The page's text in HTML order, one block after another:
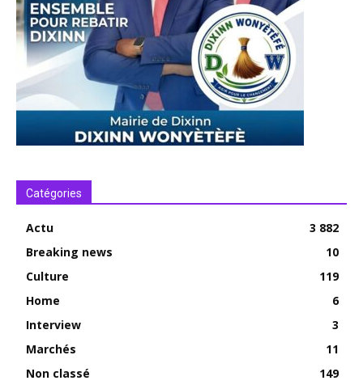
Catégories
Actu
3 882
Breaking news
10
Culture
119
Home
6
Interview
3
Marchés
11
Non classé
149